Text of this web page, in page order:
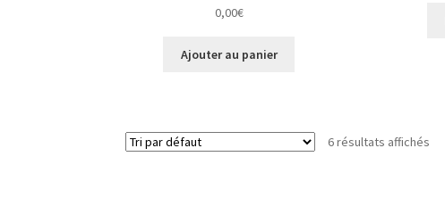
0,00€
Ajouter au panier
6 résultats affichés